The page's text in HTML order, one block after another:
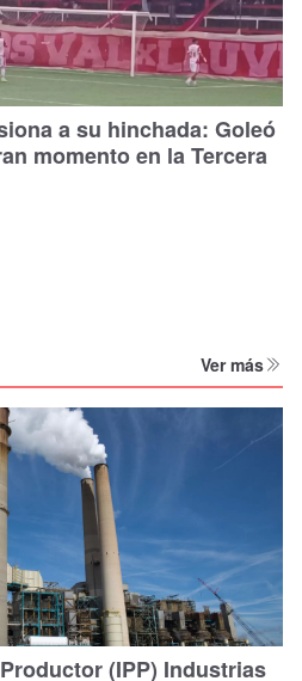
a su hinchada: Goleó
momento en la Tercera
Ver más
(IPP) Industrias